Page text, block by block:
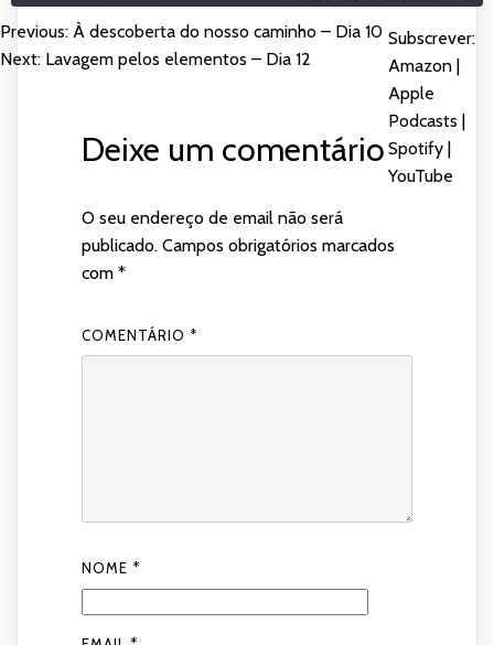
Apple Podcasts
PARTILHAR
INCORPORAR
Subscrever:
Amazon |
Apple
Podcasts |
Spotify |
YouTube
NAVEGAÇÃO
ARTIGOS
Previous: À descoberta do nosso caminho – Dia 10
Next: Lavagem pelos elementos – Dia 12
Deixe um comentário
O seu endereço de email não será
publicado. Campos obrigatórios marcados
com*
COMENTÁRIO *
NOME *